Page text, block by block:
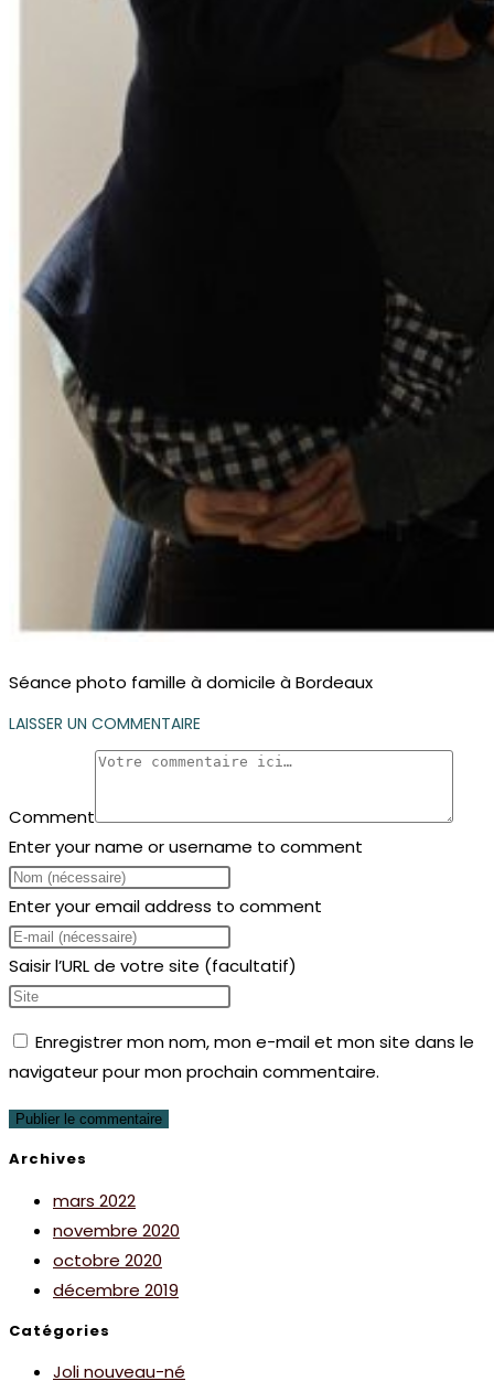
Séance photo famille à domicile à Bordeaux
LAISSER UN COMMENTAIRE
Comment
Enter your name or username to comment
Enter your email address to comment
Saisir l’URL de votre site (facultatif)
Enregistrer mon nom, mon e-mail et mon site dans le
navigateur pour mon prochain commentaire.
Archives
mars 2022
novembre 2020
octobre 2020
décembre 2019
Catégories
Joli nouveau-né